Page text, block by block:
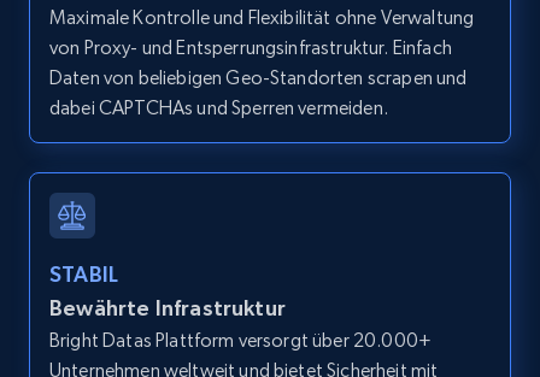
Zillow properties listing information -
Zpid, City, State, HomeStatus, Address,
IsListingClaimedByCurrentSignedInUser,
and more.
12K+ 1.3K+ Gratis testen
Maximale Kontrolle und Flexibilität ohne Verwaltung
von Proxy- und Entsperrungsinfrastruktur. Einfach
Daten von beliebigen Geo-Standorten scrapen und
dabei CAPTCHAs und Sperren vermeiden.
STABIL
Bewährte Infrastruktur
Bright Datas Plattform versorgt über 20.000+
Unternehmen weltweit und bietet Sicherheit mit